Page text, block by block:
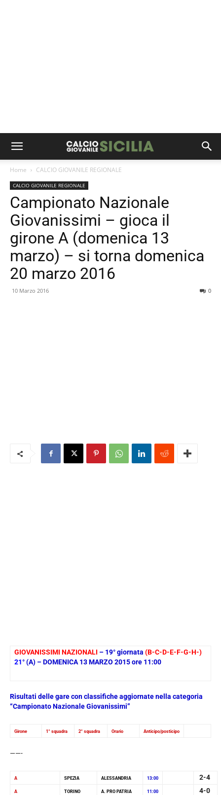
Home CALCIO GIOVANILE REGIONALE
CALCIO GIOVANILE REGIONALE
Campionato Nazionale
Giovanissimi – gioca il
girone A (domenica 13
marzo) – si torna domenica
20 marzo 2016
10 Marzo 2016 0
GIOVANISSIMI NAZIONALI – 19° giornata (B-C-D-E-F-G-H-)
21° (A) – DOMENICA 13 MARZO 2015 ore 11:00
Risultati delle gare con classifiche aggiornate nella categoria
“Campionato Nazionale Giovanissimi”
Girone 1° squadra 2° squadra Orario Anticipo/posticipo
——-
A SPEZIA ALESSANDRIA 13:00 2-4
A TORINO A. PRO PATRIA 11:00 4-0